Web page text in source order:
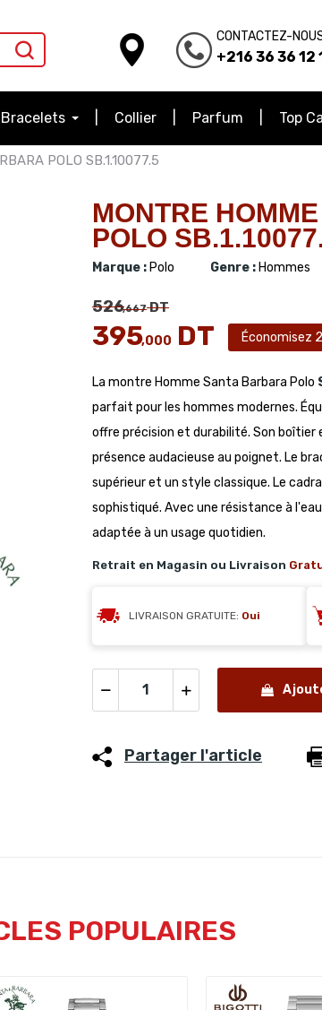
CONTACTEZ-
+216 36 36 12
Bracelets Collier Parfum Top
POLO SB.1.10077.5
MONTRE
POLO
Marque : Polo Genre : Hommes
526,667DT
395,000 DT Économisez
La montre Homme Santa Barbara Polo
parfait pour les hommes modernes.
offre précision et durabilité. Son boîtier
présence audacieuse au poignet. Le
supérieur et un style classique. Le
sophistiqué. Avec une résistance à
adaptée à un usage quotidien.
Retrait en Magasin ou Livraison
LIVRAISON GRATUITE: Oui
Partager l'article
POPULAIRES